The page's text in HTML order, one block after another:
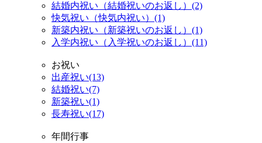
結婚内祝い（結婚祝いのお返し）(2)
快気祝い（快気内祝い）(1)
新築内祝い（新築祝いのお返し）(1)
入学内祝い（入学祝いのお返し）(11)
お祝い
出産祝い(13)
結婚祝い(7)
新築祝い(1)
長寿祝い(17)
年間行事